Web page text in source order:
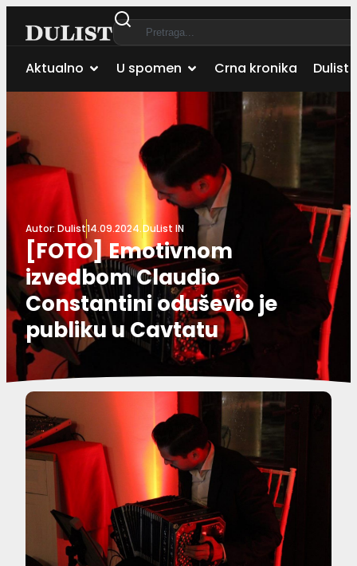
Aktualno U spomen Crna kronika Dulist
Autor: Dulist14.09.2024.DuList IN
[FOTO] Emotivnom
izvedbom Claudio
Constantini oduševio je
publiku u Cavtatu